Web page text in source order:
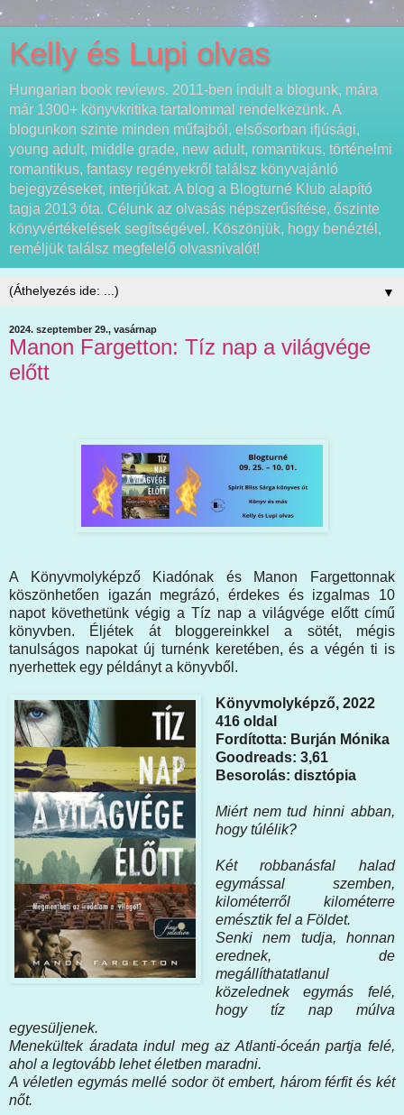
Kelly és Lupi olvas
Hungarian book reviews. 2011-ben indult a blogunk, mára
már 1300+ könyvkritika tartalommal rendelkezünk. A
blogunkon szinte minden műfajból, elsősorban ifjúsági,
young adult, middle grade, new adult, romantikus, történelmi
romantikus, fantasy regényekről találsz könyvajánló
bejegyzéseket, interjúkat. A blog a Blogturné Klub alapító
tagja 2013 óta. Célunk az olvasás népszerűsítése, őszinte
könyvértékelések segítségével. Köszönjük, hogy benéztél,
reméljük találsz megfelelő olvasnivalót!
▼
2024. szeptember 29., vasárnap
Manon Fargetton: Tíz nap a világvége
előtt
A Könyvmolyképző Kiadónak és Manon Fargettonnak
köszönhetően igazán megrázó, érdekes és izgalmas 10
napot követhetünk végig a Tíz nap a világvége előtt című
könyvben. Éljétek át bloggereinkkel a sötét, mégis
tanulságos napokat új turnénk keretében, és a végén ti is
nyerhettek egy példányt a könyvből.
Könyvmolyképző, 2022
416 oldal
Fordította: Burján Mónika
Goodreads: 3,61
Besorolás: disztópia
Miért nem tud hinni abban,
hogy túlélik?
Két robbanásfal halad
egymással szemben,
kilométerről kilométerre
emésztik fel a Földet.
Senki nem tudja, honnan
erednek, de
megállíthatatlanul
közelednek egymás felé,
hogy tíz nap múlva
egyesüljenek.
Menekültek áradata indul meg az Atlanti-óceán partja felé,
ahol a legtovább lehet életben maradni.
A véletlen egymás mellé sodor öt embert, három férfit és két
nőt.